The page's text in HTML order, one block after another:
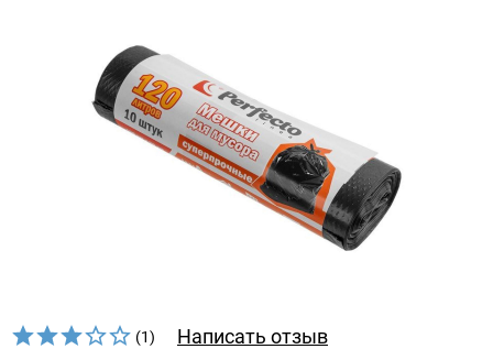
(1) Написать отзыв